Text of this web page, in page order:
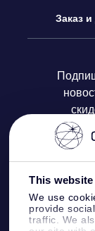
This
We use
provide
traffic. We
Блог
Отзывы
One
OSR
VR-
Заказ и